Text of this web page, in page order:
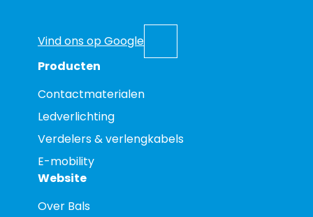
Vind ons op Google
Producten
Contactmaterialen
Ledverlichting
Verdelers & verlengkabels
E-mobility
Website
Over Bals